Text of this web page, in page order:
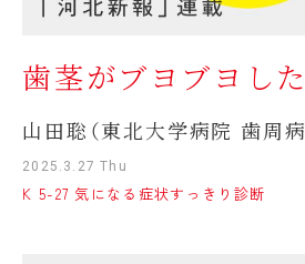
歯茎がブヨブヨし
山田聡（東北大学病院 歯周
2025.3.27 Thu
K 5-27 気になる症状すっきり診断